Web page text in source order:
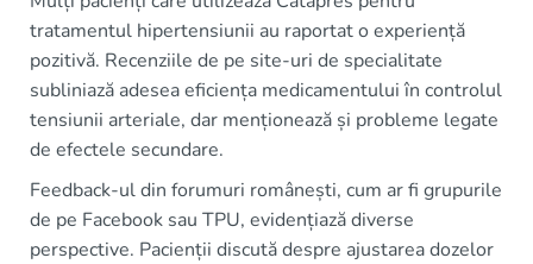
tratamentul hipertensiunii au raportat o experiență
pozitivă. Recenziile de pe site-uri de specialitate
subliniază adesea eficiența medicamentului în controlul
tensiunii arteriale, dar menționează și probleme legate
de efectele secundare.
Feedback-ul din forumuri românești, cum ar fi grupurile
de pe Facebook sau TPU, evidențiază diverse
perspective. Pacienții discută despre ajustarea dozelor